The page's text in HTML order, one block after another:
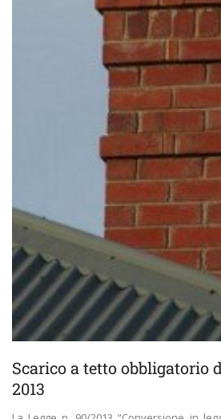
Scarico a tetto obbligatorio
2013